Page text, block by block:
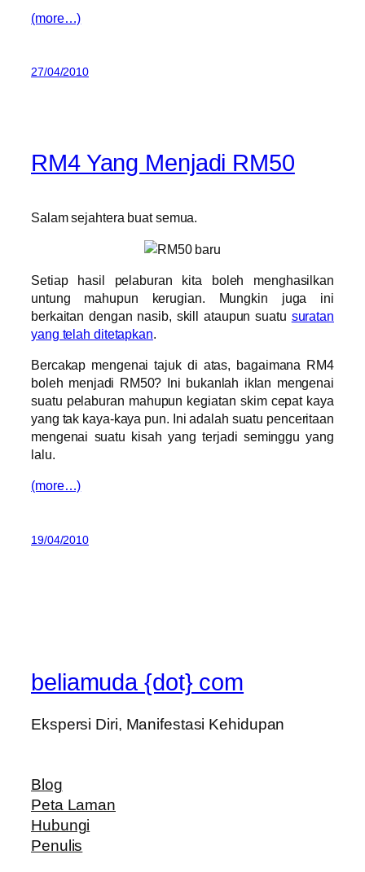
(more…)
27/04/2010
RM4 Yang Menjadi RM50
Salam sejahtera buat semua.
Setiap hasil pelaburan kita boleh menghasilkan
untung mahupun kerugian. Mungkin juga ini
berkaitan dengan nasib, skill ataupun suatu suratan
yang telah ditetapkan.
Bercakap mengenai tajuk di atas, bagaimana RM4
boleh menjadi RM50? Ini bukanlah iklan mengenai
suatu pelaburan mahupun kegiatan skim cepat kaya
yang tak kaya-kaya pun. Ini adalah suatu penceritaan
mengenai suatu kisah yang terjadi seminggu yang
lalu.
(more…)
19/04/2010
beliamuda {dot} com
Ekspersi Diri, Manifestasi Kehidupan
Blog
Peta Laman
Hubungi
Penulis